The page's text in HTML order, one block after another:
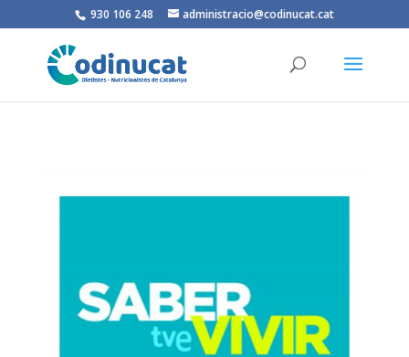
930 106 248 administracio@codinucat.cat